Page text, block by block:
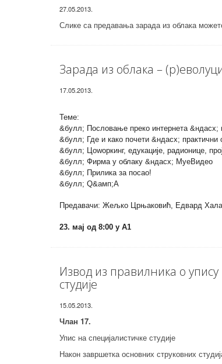
27.05.2013.
Слике са предавања зарада из облака
Зарада из облака –
17.05.2013.
Теме:
&булл; Пословање преко интернета &ндасх;
&булл; Где и како почети &ндасх; практични
&булл; Цоwоркинг, едукације, радионице,
&булл; Фирма у облаку &ндасх; МyеВидео
&булл; Прилика за посао!
&булл; Q&амп;А
Предавачи: Жељко Црњаковић, Едвард
23. мај од 8:00 у А1
Извод из правилника о
студије
15.05.2013.
Члан 17.
Упис на специјалистичке студије
Након завршетка основних струковних